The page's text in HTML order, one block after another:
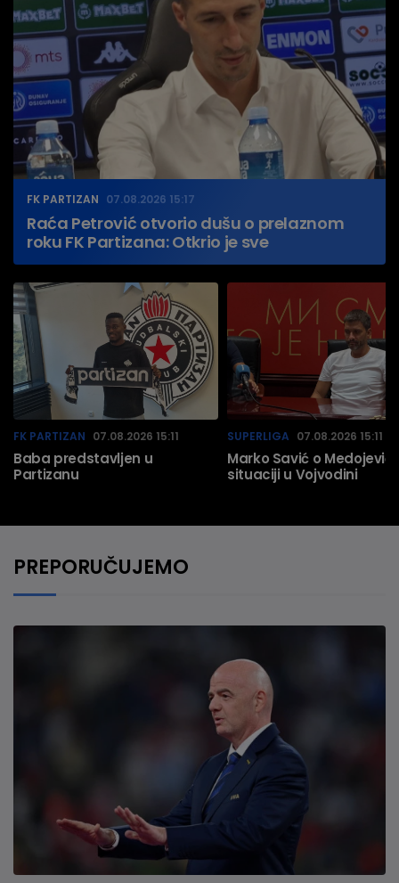
FK PARTIZAN 07.08.2026 15:17
Raća Petrović otvorio dušu o prelaznom
roku FK Partizana: Otkrio je sve
FK PARTIZAN 07.08.2026 15:11
Baba predstavljen u
Partizanu
SUPERLIGA 07.08.2026 15:11
Marko Savić o
situaciji u Vojvodini
PREPORUČUJEMO